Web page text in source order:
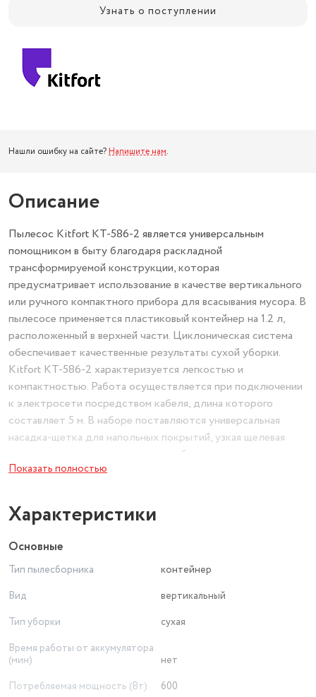
Узнать о поступлении
Нашли ошибку на сайте? Напишите нам.
Описание
Пылесос Kitfort KT-586-2 является универсальным
помощником в быту благодаря раскладной
трансформируемой конструкции, которая
предусматривает использование в качестве вертикального
или ручного компактного прибора для всасывания мусора. В
пылесосе применяется пластиковый контейнер на 1.2 л,
расположенный в верхней части. Циклоническая система
обеспечивает качественные результаты сухой уборки.
Kitfort KT-586-2 характеризуется легкостью и
компактностью. Работа осуществляется при подключении
к электросети посредством кабеля, длина которого
составляет 5 м. В наборе поставляются универсальная
насадка-щетка для напольных покрытий, узкая щелевая
насадка и насадка с ворсом для мебели.
Показать полностью
Характеристики
Основные
Тип пылесборника
контейнер
Вид
вертикальный
Тип уборки
сухая
Время работы от аккумулятора
(мин)
нет
Потребляемая мощность (Вт)
600